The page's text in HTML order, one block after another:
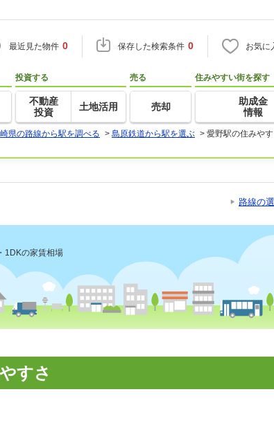
最近見た物件 0 保存した検索条件 0 お気に
投資する
不動産
投資
土地活用
売る
売却
住みやすい街を探す
助成金
情報
県の路線から駅を調べる > 島原鉄道から駅を選ぶ > 愛野駅の住みや
路線の
1DKの家賃相場
すさ